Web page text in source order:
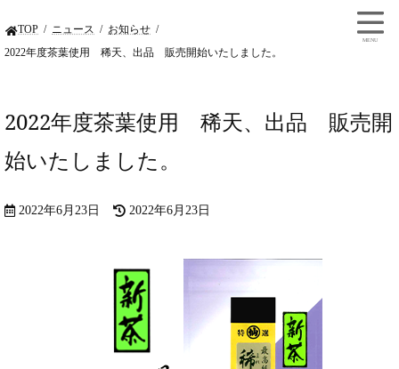
TOP ニュース
お知らせ
2022年度茶葉使用 稀天、出品 販売開始いたしました。
2022年度茶葉使用 稀天、出品 販売開
始いたしました。
2022年6月23日 2022年6月23日